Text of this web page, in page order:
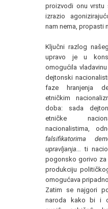
proizvodi onu vrstu
izrazio
nam nema, propasti
Ključni razlog
upravo je u
omogućila
dejtonski
faze hranjenja
etničkim
doba: sada
etničke
nacionalistima,
falsifikatorima
upravljanja...
ti
pogonsko gorivo za
produkciju
omogućava
Zatim se najgori
naroda kako bi i